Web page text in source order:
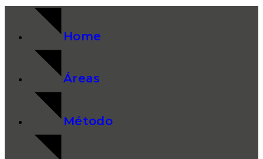
Home
Áreas
Método